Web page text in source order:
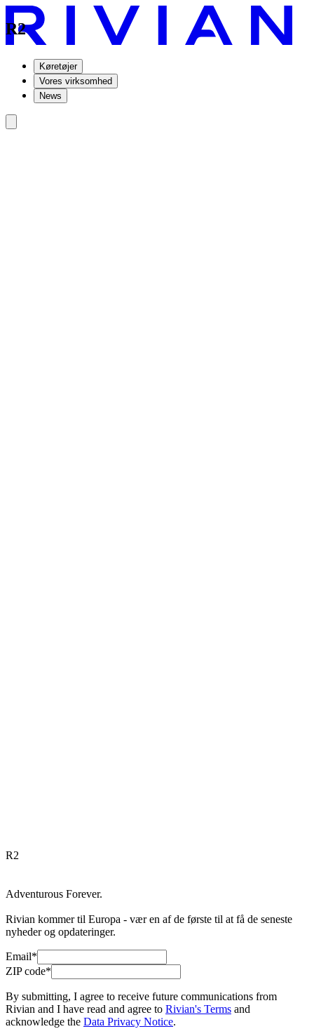
Køretøjer
Vores virksomhed
News
R2
R2
Adventurous Forever.
Rivian kommer til Europa - vær en af de første til at få de seneste
nyheder og opdateringer.
Email*
ZIP code*
By submitting, I agree to receive future communications from
Rivian and I have read and agree to Rivian's Terms and
acknowledge the Data Privacy Notice.